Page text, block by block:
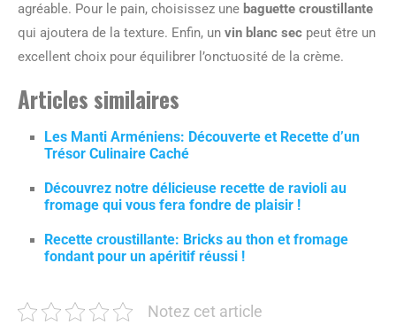
agréable. Pour le pain, choisissez une baguette croustillante
qui ajoutera de la texture. Enfin, un vin blanc sec peut être un
excellent choix pour équilibrer l’onctuosité de la crème.
Articles similaires
Les Manti Arméniens: Découverte et Recette d’un
Trésor Culinaire Caché
Découvrez notre délicieuse recette de ravioli au
fromage qui vous fera fondre de plaisir !
Recette croustillante: Bricks au thon et fromage
fondant pour un apéritif réussi !
Notez cet article